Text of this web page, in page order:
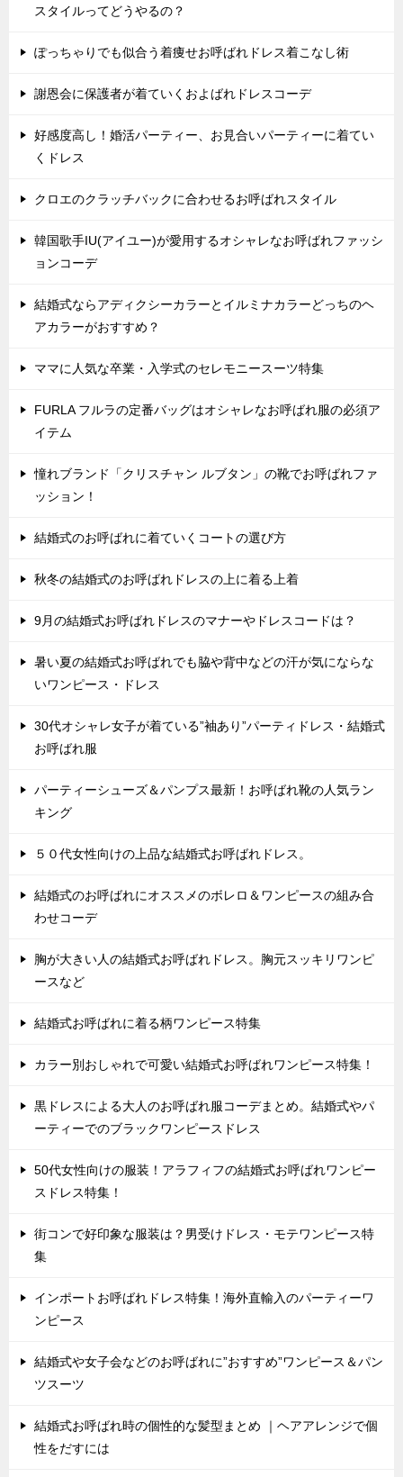
スタイルってどうやるの？
ぽっちゃりでも似合う着痩せお呼ばれドレス着こなし術
謝恩会に保護者が着ていくおよばれドレスコーデ
好感度高し！婚活パーティー、お見合いパーティーに着てい
くドレス
クロエのクラッチバックに合わせるお呼ばれスタイル
韓国歌手IU(アイユー)が愛用するオシャレなお呼ばれファッシ
ョンコーデ
結婚式ならアディクシーカラーとイルミナカラーどっちのヘ
アカラーがおすすめ？
ママに人気な卒業・入学式のセレモニースーツ特集
FURLA フルラの定番バッグはオシャレなお呼ばれ服の必須ア
イテム
憧れブランド「クリスチャン ルブタン」の靴でお呼ばれファ
ッション！
結婚式のお呼ばれに着ていくコートの選び方
秋冬の結婚式のお呼ばれドレスの上に着る上着
9月の結婚式お呼ばれドレスのマナーやドレスコードは？
暑い夏の結婚式お呼ばれでも脇や背中などの汗が気にならな
いワンピース・ドレス
30代オシャレ女子が着ている”袖あり”パーティドレス・結婚式
お呼ばれ服
パーティーシューズ＆パンプス最新！お呼ばれ靴の人気ラン
キング
５０代女性向けの上品な結婚式お呼ばれドレス。
結婚式のお呼ばれにオススメのボレロ＆ワンピースの組み合
わせコーデ
胸が大きい人の結婚式お呼ばれドレス。胸元スッキリワンピ
ースなど
結婚式お呼ばれに着る柄ワンピース特集
カラー別おしゃれで可愛い結婚式お呼ばれワンピース特集！
黒ドレスによる大人のお呼ばれ服コーデまとめ。結婚式やパ
ーティーでのブラックワンピースドレス
50代女性向けの服装！アラフィフの結婚式お呼ばれワンピー
スドレス特集！
街コンで好印象な服装は？男受けドレス・モテワンピース特
集
インポートお呼ばれドレス特集！海外直輸入のパーティーワ
ンピース
結婚式や女子会などのお呼ばれに”おすすめ”ワンピース＆パン
ツスーツ
結婚式お呼ばれ時の個性的な髪型まとめ ｜ヘアアレンジで個
性をだすには